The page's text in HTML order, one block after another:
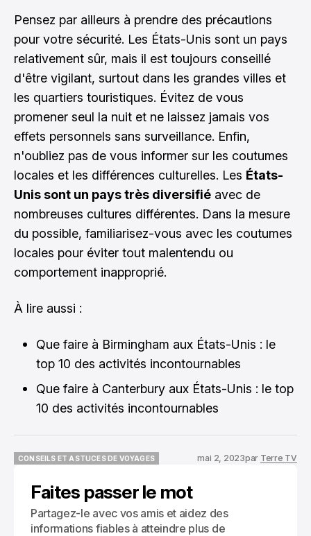
Pensez par ailleurs à prendre des précautions
pour votre sécurité. Les États-Unis sont un pays
relativement sûr, mais il est toujours conseillé
d'être vigilant, surtout dans les grandes villes et
les quartiers touristiques. Évitez de vous
promener seul la nuit et ne laissez jamais vos
effets personnels sans surveillance. Enfin,
n'oubliez pas de vous informer sur les coutumes
locales et les différences culturelles. Les États-
Unis sont un pays très diversifié avec de
nombreuses cultures différentes. Dans la mesure
du possible, familiarisez-vous avec les coutumes
locales pour éviter tout malentendu ou
comportement inapproprié.
À lire aussi :
Que faire à Birmingham aux États-Unis : le
top 10 des activités incontournables
Que faire à Canterbury aux États-Unis : le top
10 des activités incontournables
CONSEILS ET ASTUCES DE VOYAGES
mai 2, 2023par Terre TV
Faites passer le mot
Partagez-le avec vos amis et aidez des
informations fiables à atteindre plus de